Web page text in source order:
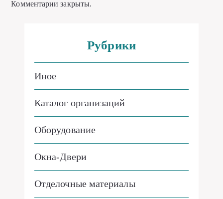
Комментарии закрыты.
Рубрики
Иное
Каталог организаций
Оборудование
Окна-Двери
Отделочные материалы